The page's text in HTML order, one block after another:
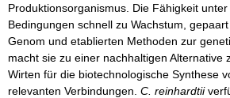
Produktionsorganismus. Die Fähigkeit
Bedingungen schnell zu Wachstum,
Genom und etablierten Methoden zur
macht sie zu einer nachhaltigen Alternative
Wirten für die biotechnologische Synthese
relevanten Verbindungen. C. reinhardtii